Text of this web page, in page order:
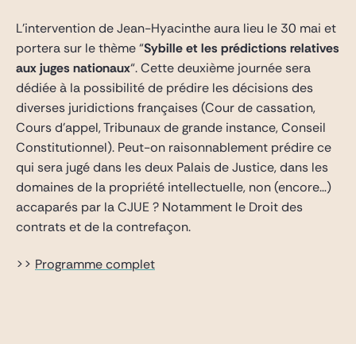
L’intervention de Jean-Hyacinthe aura lieu le 30 mai et
portera sur le thème “Sybille et les prédictions relatives
aux juges nationaux“. Cette deuxième journée sera
dédiée à la possibilité de prédire les décisions des
diverses juridictions françaises (Cour de cassation,
Cours d’appel, Tribunaux de grande instance, Conseil
Constitutionnel). Peut-on raisonnablement prédire ce
qui sera jugé dans les deux Palais de Justice, dans les
domaines de la propriété intellectuelle, non (encore…)
accaparés par la CJUE ? Notamment le Droit des
contrats et de la contrefaçon.
>> Programme complet